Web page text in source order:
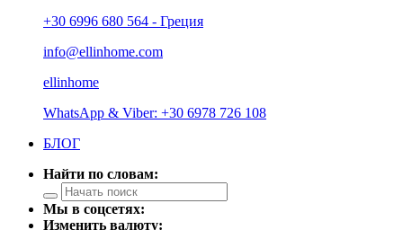
+30 6996 680 564 - Греция
info@ellinhome.com
ellinhome
WhatsApp & Viber: +30 6978 726 108
БЛОГ
Найти по словам:
Мы в соцсетях:
Изменить валюту: